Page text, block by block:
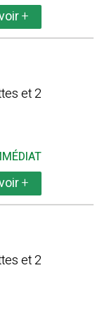
+
et 2
+
et 2